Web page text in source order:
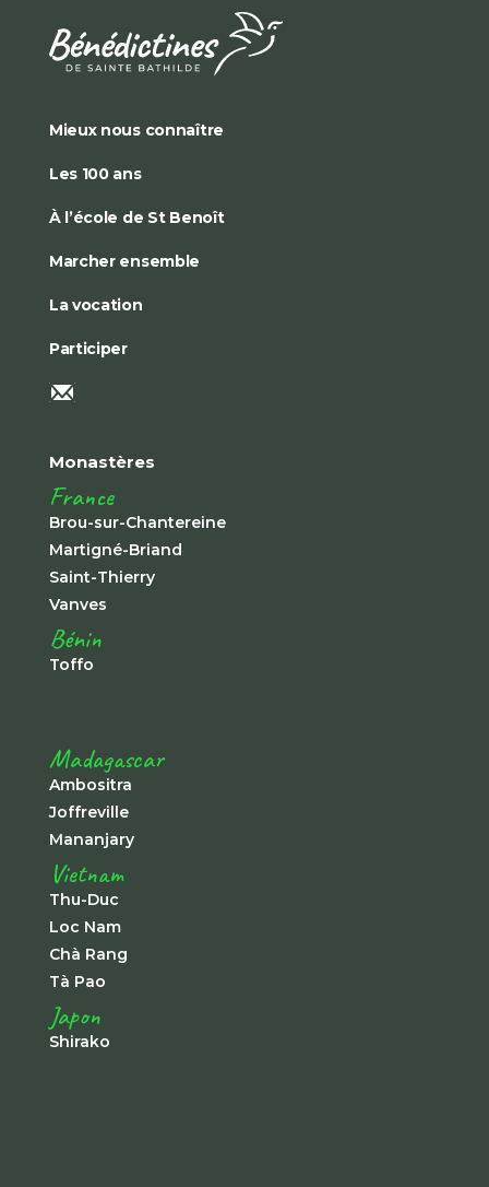
Mieux nous connaître
Les 100 ans
À l’école de St Benoît
Marcher ensemble
La vocation
Participer
Monastères
France
Brou-sur-Chantereine
Martigné-Briand
Saint-Thierry
Vanves
Bénin
Toffo
Madagascar
Ambositra
Joffreville
Mananjary
Vietnam
Thu-Duc
Loc Nam
Chà Rang
Tà Pao
Japon
Shirako